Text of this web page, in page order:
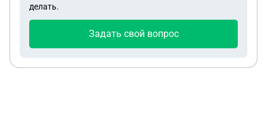
делать.
Задать свой вопрос